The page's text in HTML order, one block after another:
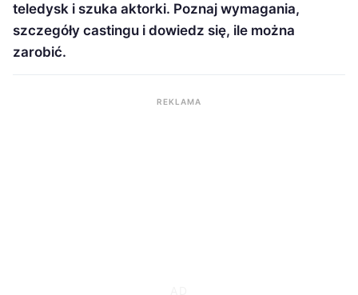
teledysk i szuka aktorki. Poznaj wymagania,
szczegóły castingu i dowiedz się, ile można
zarobić.
REKLAMA